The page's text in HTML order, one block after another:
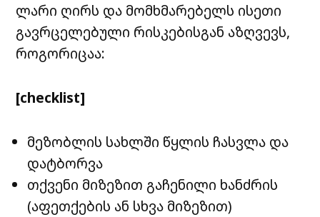
ლარი ღირს და მომხმარებელს ისეთი
გავრცელებული რისკებისგან აზღვევს,
როგორიცაა:
[checklist]
მეზობლის სახლში წყლის ჩასვლა და
დატბორვა
თქვენი მიზეზით გაჩენილი ხანძრის
(აფეთქების ან სხვა მიზეზით)